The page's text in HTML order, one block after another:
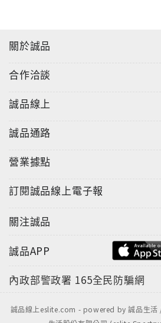
關於誠品
合作洽談
誠品線上
誠品通路
營業據點
訂閱誠品線上電子報
關注誠品
誠品APP
內政部警政署 165全民防騙網
誠品線上eslite.com - powered by 誠品生活